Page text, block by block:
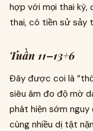
hợp với mọi thai kỳ,
thai, có tiền sử sảy
Tuần 11–13+6
Đây được coi là
siêu âm đo độ mờ
phát hiện sớm nguy
cùng nhiều dị tật